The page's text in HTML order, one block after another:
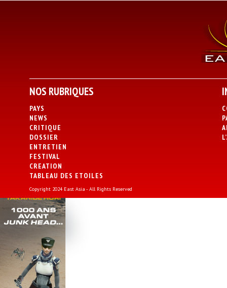
NOS RUBRIQUES
PAYS
NEWS
CRITIQUE
DOSSIER
ENTRETIEN
FESTIVAL
CREATION
TABLEAU DES ETOILES
Copyright 2024 East Asia - All Rights Reserved